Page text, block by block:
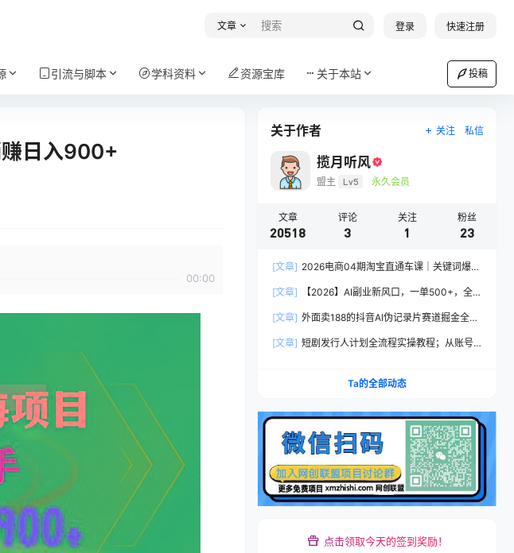
文章 登录 快速注册
引流与脚本 学科资料 资源宝库 关于本站 投稿
日入900+
00:00
关于作者 关注 私信
揽月听风
盟主 Lv5 永久会员
文章
20518
评论
3
关注
1
粉丝
23
[文章] 2026电商04期淘宝直通车课｜关键词爆打
学
[文章]
【2026】AI副业新风口，一单500+，全程
[文章] 外面卖188的抖音AI伪记录片赛道掘金全攻
出高流量真实感内容
[文章] 短剧发行人计划全流程实操教程；从账号
Ta的全部动态
点击领取今天的签到奖励！